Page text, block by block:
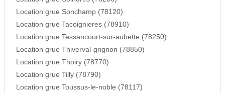
Location grue Sonchamp (78120)
Location grue Tacoignieres (78910)
Location grue Tessancourt-sur-aubette (78250)
Location grue Thiverval-grignon (78850)
Location grue Thoiry (78770)
Location grue Tilly (78790)
Location grue Toussus-le-noble (78117)